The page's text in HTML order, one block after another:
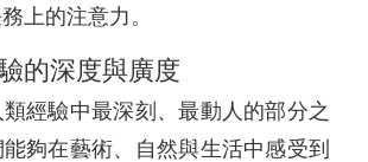
上的注意力。
的深度與廣度
經驗中最深刻、最動人的部分之
夠在藝術、自然與生活中感受到